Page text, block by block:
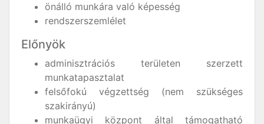
önálló munkára való képesség
rendszerszemlélet
Előnyök
adminisztrációs területen szerzett
munkatapasztalat
felsőfokú végzettség (nem szükséges
szakirányú)
munkaügyi központ által támogatható